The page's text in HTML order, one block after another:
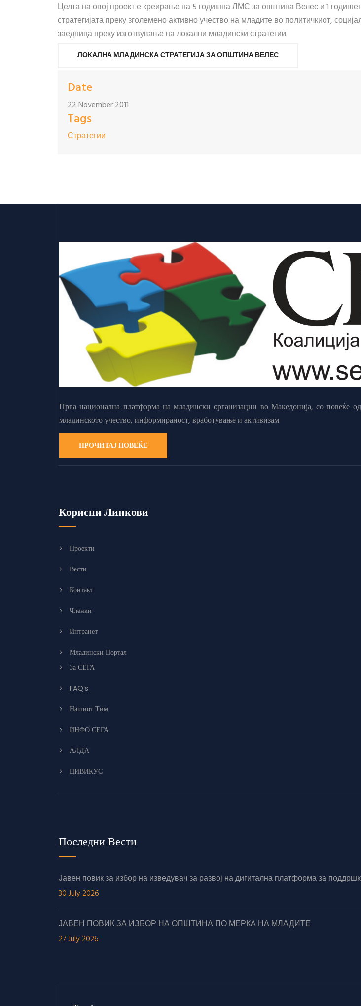
Целта на овој проект е креирање на 5 годишна ЛМС за општина Велес и 1
стратегијата преку зголемено активно учество на младите во политичкиот,
заедница преку изготвување на локални младински стратегии.
ЛОКАЛНА МЛАДИНСКА СТРАТЕГИЈА ЗА ОПШТИНА ВЕЛЕС
Date
22 November 2011
Tags
Стратегии
Прва национална платформа на младински организации во Македонија, со повеќе
младинското учество, информираност, вработување и активизам.
ПРОЧИТАЈ ПОВЕЌЕ
Корисни Линкови
Проекти
Вести
Контакт
Членки
Интранет
Младински Портал
За СЕГА
FAQ’s
Нашиот Тим
ИНФО СЕГА
АЛДА
ЦИВИКУС
Последни Вести
Јавен повик за избор на изведувач за развој на дигитална платформа за
30 July 2026
ЈАВЕН ПОВИК ЗА ИЗБОР НА ОПШТИНА ПО МЕРКА НА МЛАДИТЕ
27 July 2026